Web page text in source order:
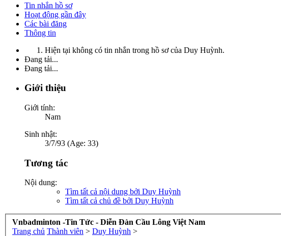
Tin nhắn hồ sơ
Hoạt động gần đây
Các bài đăng
Thông tin
Hiện tại không có tin nhắn trong hồ sơ của Duy Huỳnh.
Đang tải...
Đang tải...
Giới thiệu
Giới tính:
Nam
Sinh nhật:
3/7/93 (Age: 33)
Tương tác
Nội dung:
Tìm tất cả nội dung bởi Duy Huỳnh
Tìm tất cả chủ đề bởi Duy Huỳnh
Vnbadminton -Tin Tức - Diễn Đàn Cầu Lông Việt Nam
Trang chủ Thành viên > Duy Huỳnh >